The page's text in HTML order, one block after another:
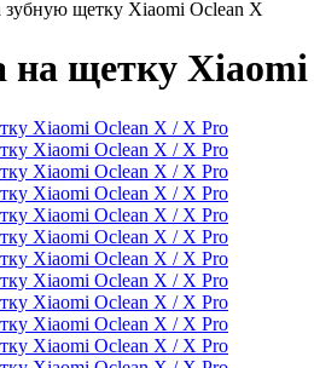
зубную щетку Xiaomi Oclean X
на щетку